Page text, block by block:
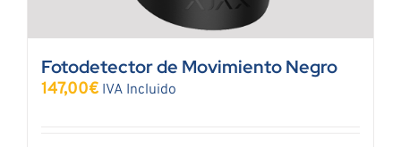
Fotodetector de Movimiento Negro
147,00€ IVA Incluido